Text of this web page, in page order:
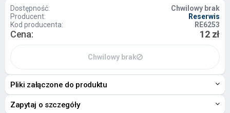
Dostępność:
Chwilowy brak
Producent:
Reserwis
Kod producenta:
RE6253
Cena: 12 zł
Chwilowy brak
Pliki załączone do produktu
Zapytaj o szczegóły